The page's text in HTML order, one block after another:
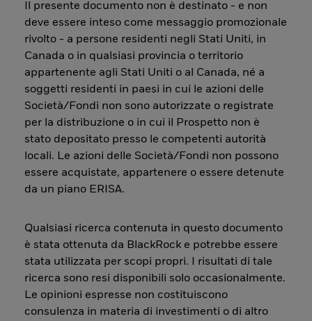
Il presente documento non è destinato - e non
deve essere inteso come messaggio promozionale
rivolto - a persone residenti negli Stati Uniti, in
Canada o in qualsiasi provincia o territorio
appartenente agli Stati Uniti o al Canada, né a
soggetti residenti in paesi in cui le azioni delle
Società/Fondi non sono autorizzate o registrate
per la distribuzione o in cui il Prospetto non è
stato depositato presso le competenti autorità
locali. Le azioni delle Società/Fondi non possono
essere acquistate, appartenere o essere detenute
da un piano ERISA.
Qualsiasi ricerca contenuta in questo documento
è stata ottenuta da BlackRock e potrebbe essere
stata utilizzata per scopi propri. I risultati di tale
ricerca sono resi disponibili solo occasionalmente.
Le opinioni espresse non costituiscono
consulenza in materia di investimenti o di altro